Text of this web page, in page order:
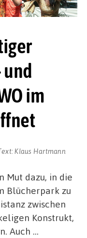
und
im
Klaus Hartmann
Mut dazu, in die
Blücherpark zu
zwischen
Konstrukt,
Auch …